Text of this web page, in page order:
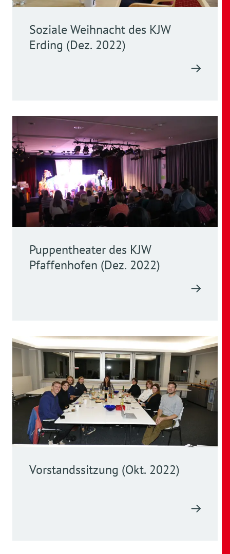
Soziale Weihnacht des KJW
Erding (Dez. 2022)
Puppentheater des KJW
Pfaffenhofen (Dez. 2022)
Vorstandssitzung (Okt. 2022)